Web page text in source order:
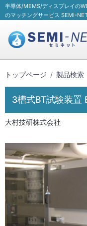
半導体/MEMS/ディスプレイの
のマッチングサービス SEMI-
トップページ 製品検索
3槽式BT試験装置
大村技研株式会社